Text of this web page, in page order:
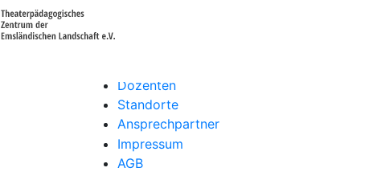
Dozenten
Standorte
Ansprechpartner
Impressum
AGB